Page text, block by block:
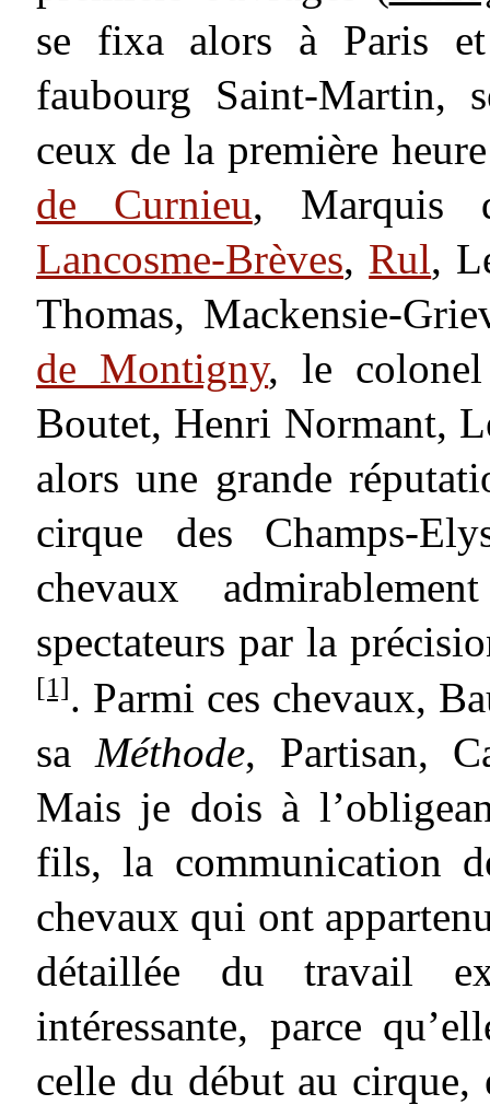
se fixa alors à Paris
faubourg Saint-Martin,
ceux de la première
de Curnieu, Marquis
Lancosme-Brèves, Rul,
Thomas, Mackensie-
de Montigny, le
Boutet, Henri Normant,
alors une grande
cirque des Champs-
chevaux
spectateurs par la
[1]. Parmi ces chevaux,
sa Méthode, Partisan,
Mais je dois à
fils, la communication
chevaux qui ont
détaillée du travail
intéressante, parce
celle du début au cirque,